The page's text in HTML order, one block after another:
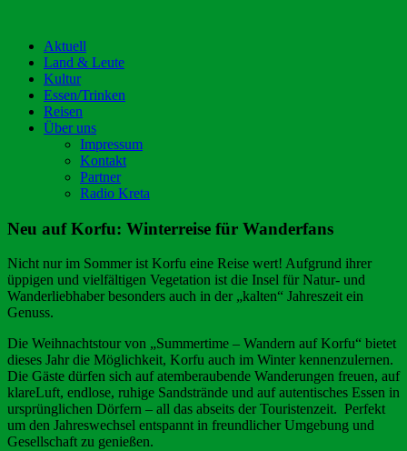
Aktuell
Land & Leute
Kultur
Essen/Trinken
Reisen
Über uns
Impressum
Kontakt
Partner
Radio Kreta
Neu auf Korfu: Winterreise für Wanderfans
Nicht nur im Sommer ist Korfu eine Reise wert! Aufgrund ihrer
üppigen und vielfältigen Vegetation ist die Insel für Natur- und
Wanderliebhaber besonders auch in der „kalten“ Jahreszeit ein
Genuss.
Die Weihnachtstour von „Summertime – Wandern auf Korfu“ bietet
dieses Jahr die Möglichkeit, Korfu auch im Winter kennenzulernen.
Die Gäste dürfen sich auf atemberaubende Wanderungen freuen, auf
klareLuft, endlose, ruhige Sandstrände und auf autentisches Essen in
ursprünglichen Dörfern – all das abseits der Touristenzeit. Perfekt
um den Jahreswechsel entspannt in freundlicher Umgebung und
Gesellschaft zu genießen.